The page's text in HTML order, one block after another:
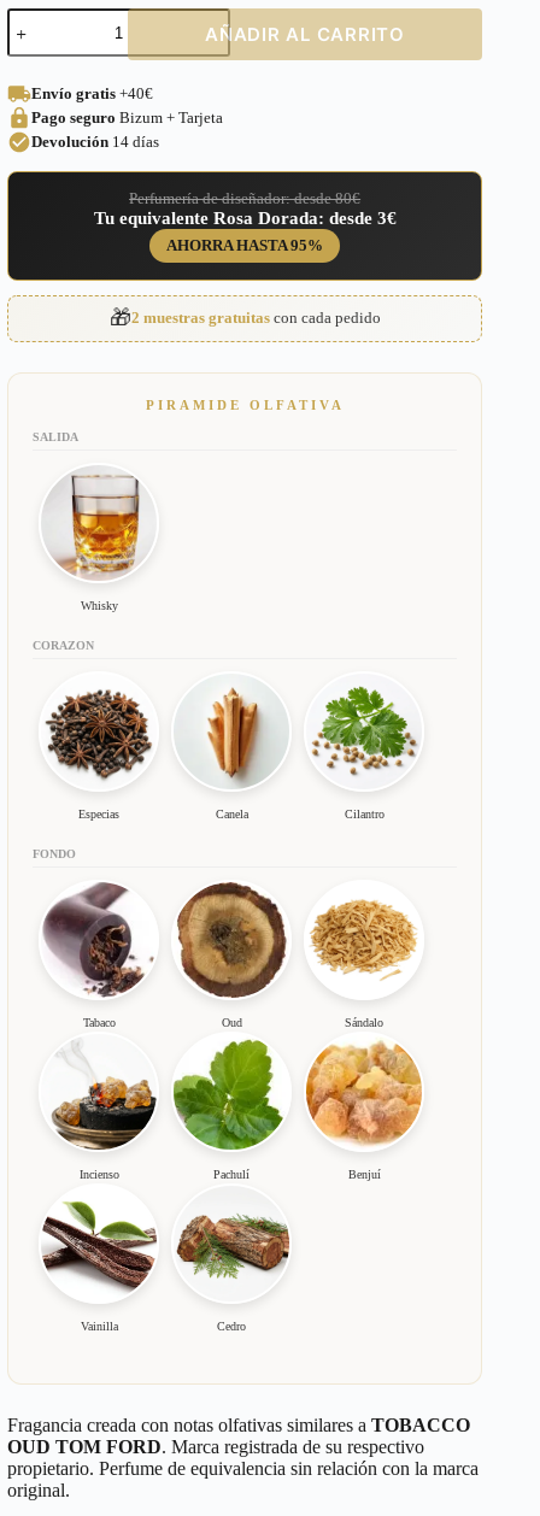
Perfume
equivalente
a
Oud
Tom
Ford
–
AÑADIR AL CARRITO
Envío gratis +40€
Pago seguro Bizum + Tarjeta
Devolución 14 días
Perfumería de diseñador: desde 80€
Tu equivalente Rosa Dorada: desde 3€
AHORRA HASTA 95%
🎁2 muestras gratuitascon cada pedido
PIRAMIDE OLFATIVA
SALIDA
Whisky
CORAZON
Especias Canela Cilantro
FONDO
Tabaco Oud Sándalo
Incienso Pachulí Benjuí
Vainilla Cedro
Fragancia creada con notas olfativas similares a TOBACCO
OUD TOM FORD. Marca registrada de su respectivo
propietario. Perfume de equivalencia sin relación con la marca
original.